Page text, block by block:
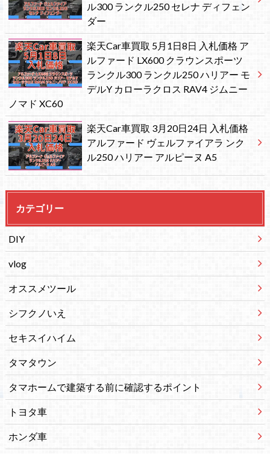
ル300 ランクル250 セレナ ディフェン
ダー
楽天Car車買取 5月1日8日 入札価格 ア
ルファード LX600 クラウンスポーツ
ランクル300 ランクル250 ハリアー モ
デルY カローラクロス RAV4 ジムニー
ノマド XC60
楽天Car車買取 3月20日24日 入札価格
アルファード ヴェルファイアラ ンク
ル250 ハリアー アルピーヌ A5
カテゴリー
DIY
vlog
オススメツール
シフクノいえ
セキスイハイム
タマタウン
タマホームで建築する前に確認するポイント
トヨタ車
ホンダ車